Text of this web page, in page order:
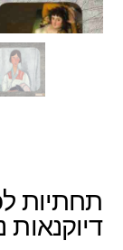
תחתיות